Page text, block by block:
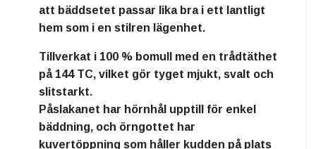
att bäddsetet passar lika bra i ett lantligt
hem som i en stilren lägenhet.
Tillverkat i 100 % bomull med en trådtäthet
på 144 TC, vilket gör tyget mjukt, svalt och
slitstarkt.
Påslakanet har hörnhål upptill
för enkel
bäddning, och örngottet har
kuvertöppning som håller kudden på plats